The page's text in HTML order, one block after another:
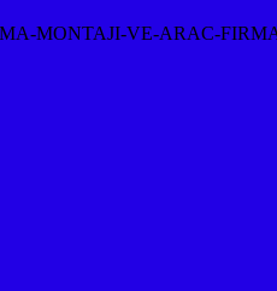
MONTAJI-VE-ARAC-